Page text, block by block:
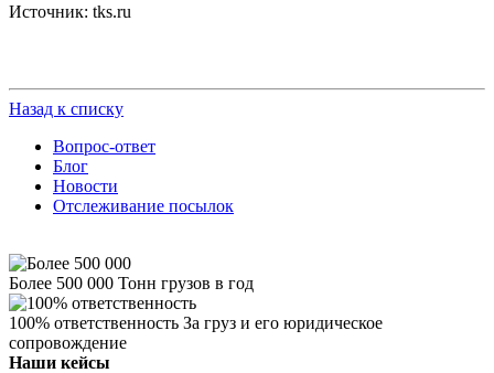
Источник: tks.ru
Назад к списку
Вопрос-ответ
Блог
Новости
Отслеживание посылок
Более 500 000 Тонн грузов в год
100% ответственность За груз и его юридическое
сопровождение
Наши кейсы